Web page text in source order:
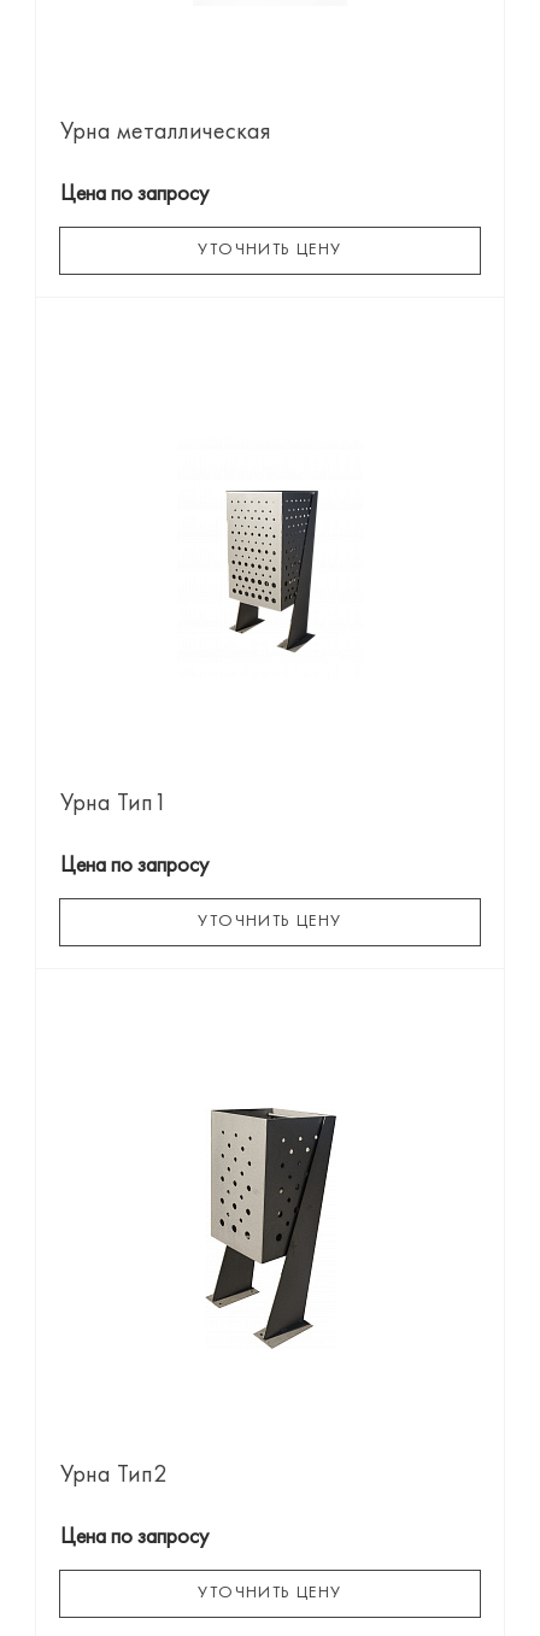
Урна металлическая
Цена по запросу
УТОЧНИТЬ ЦЕНУ
Урна Тип1
Цена по запросу
УТОЧНИТЬ ЦЕНУ
Урна Тип2
Цена по запросу
УТОЧНИТЬ ЦЕНУ